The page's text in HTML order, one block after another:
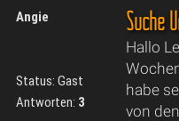
Angie
Status: Gast
Antworten: 3
Suche
Hallo
habe
von